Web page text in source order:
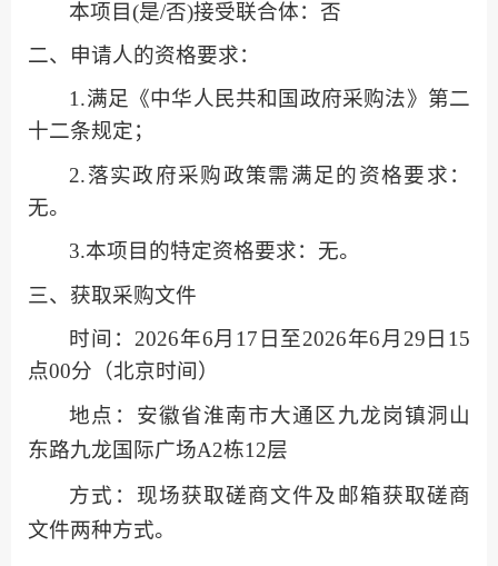
本项目(是/否)接受联合体：否
二、申请人的资格要求：
1.满足《中华人民共和国政府采购法》第二
十二条规定；
2.落实政府采购政策需满足的资格要求：
无。
3.本项目的特定资格要求： 无。
三、获取采购文件
时间：2026年6月17日至2026年6月29日15
点00分（北京时间）
地点：安徽省淮南市大通区九龙岗镇洞山
东路九龙国际广场A2栋12层
方式：现场获取磋商文件及邮箱获取磋商
文件两种方式。